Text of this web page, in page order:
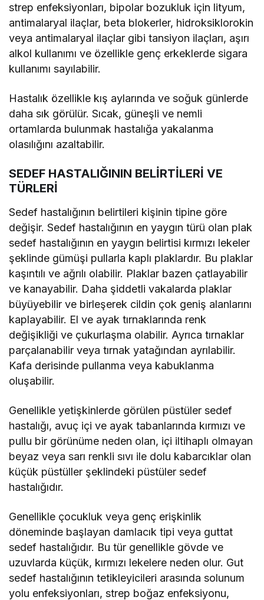
strep enfeksiyonları, bipolar bozukluk için lityum,
antimalaryal ilaçlar, beta blokerler, hidroksiklorokin
veya antimalaryal ilaçlar gibi tansiyon ilaçları, aşırı
alkol kullanımı ve özellikle genç erkeklerde sigara
kullanımı sayılabilir.
Hastalık özellikle kış aylarında ve soğuk günlerde
daha sık görülür. Sıcak, güneşli ve nemli
ortamlarda bulunmak hastalığa yakalanma
olasılığını azaltabilir.
SEDEF HASTALIĞININ BELİRTİLERİ VE
TÜRLERİ
Sedef hastalığının belirtileri kişinin tipine göre
değişir. Sedef hastalığının en yaygın türü olan plak
sedef hastalığının en yaygın belirtisi kırmızı lekeler
şeklinde gümüşi pullarla kaplı plaklardır. Bu plaklar
kaşıntılı ve ağrılı olabilir. Plaklar bazen çatlayabilir
ve kanayabilir. Daha şiddetli vakalarda plaklar
büyüyebilir ve birleşerek cildin çok geniş alanlarını
kaplayabilir. El ve ayak tırnaklarında renk
değişikliği ve çukurlaşma olabilir. Ayrıca tırnaklar
parçalanabilir veya tırnak yatağından ayrılabilir.
Kafa derisinde pullanma veya kabuklanma
oluşabilir.
Genellikle yetişkinlerde görülen püstüler sedef
hastalığı, avuç içi ve ayak tabanlarında kırmızı ve
pullu bir görünüme neden olan, içi iltihaplı olmayan
beyaz veya sarı renkli sıvı ile dolu kabarcıklar olan
küçük püstüller şeklindeki püstüler sedef
hastalığıdır.
Genellikle çocukluk veya genç erişkinlik
döneminde başlayan damlacık tipi veya guttat
sedef hastalığıdır. Bu tür genellikle gövde ve
uzuvlarda küçük, kırmızı lekelere neden olur. Gut
sedef hastalığının tetikleyicileri arasında solunum
yolu enfeksiyonları, strep boğaz enfeksiyonu,